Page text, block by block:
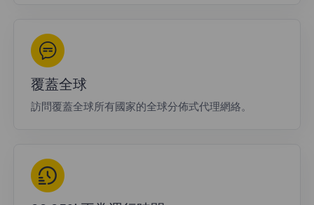
覆蓋全球
訪問覆蓋全球所有國家的全球分佈式代理網絡。